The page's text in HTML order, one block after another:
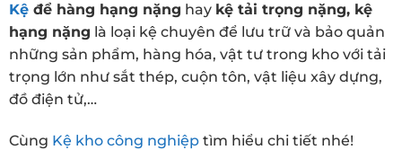
Kệ để hàng hạng nặng hay kệ tải trọng nặng, kệ
hạng nặng là loại kệ chuyên để lưu trữ và bảo quản
những sản phẩm, hàng hóa, vật tư trong kho với tải
trọng lớn như sắt thép, cuộn tôn, vật liệu xây dựng,
đồ điện tử,…
Cùng Kệ kho công nghiệp tìm hiểu chi tiết nhé!